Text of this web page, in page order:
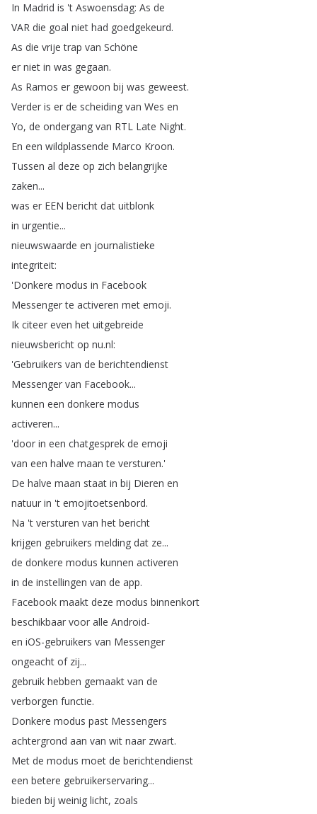
In Madrid is 't Aswoensdag: As de
VAR die goal niet had goedgekeurd.
As die vrije trap van Schöne
er niet in was gegaan.
As Ramos er gewoon bij was geweest.
Verder is er de scheiding van Wes en
Yo, de ondergang van RTL Late Night.
En een wildplassende Marco Kroon.
Tussen al deze op zich belangrijke
zaken...
was er EEN bericht dat uitblonk
in urgentie...
nieuwswaarde en journalistieke
integriteit:
'Donkere modus in Facebook
Messenger te activeren met emoji.
Ik citeer even het uitgebreide
nieuwsbericht op nu.nl:
'Gebruikers van de berichtendienst
Messenger van Facebook...
kunnen een donkere modus
activeren...
'door in een chatgesprek de emoji
van een halve maan te versturen.'
De halve maan staat in bij Dieren en
natuur in 't emojitoetsenbord.
Na 't versturen van het bericht
krijgen gebruikers melding dat ze...
de donkere modus kunnen activeren
in de instellingen van de app.
Facebook maakt deze modus binnenkort
beschikbaar voor alle Android-
en iOS-gebruikers van Messenger
ongeacht of zij...
gebruik hebben gemaakt van de
verborgen functie.
Donkere modus past Messengers
achtergrond aan van wit naar zwart.
Met de modus moet de berichtendienst
een betere gebruikerservaring...
bieden bij weinig licht, zoals